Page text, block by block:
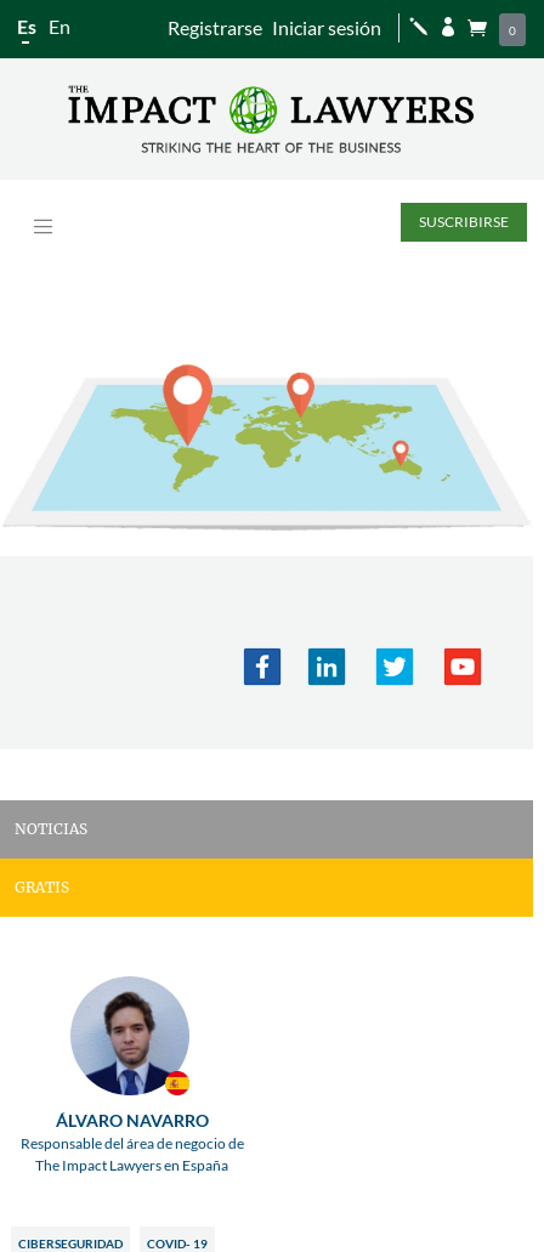
Es En Registrarse Iniciar sesión j   0
SUSCRIBIRSE
NOTICIAS
GRATIS
ÁLVARO NAVARRO
Responsable del área de negocio de
The Impact Lawyers en España
CIBERSEGURIDAD COVID- 19